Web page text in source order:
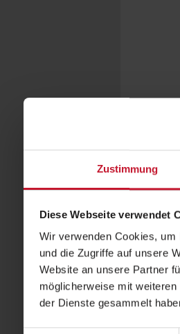
Zustimmung
Diese Webseite verwendet
Wir verwenden Cookies,
und die Zugriffe auf unsere
Website an unsere Partner
möglicherweise mit
der Dienste gesammelt